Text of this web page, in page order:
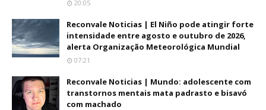
20:05
Reconvale Noticias | El Niño pode atingir forte
intensidade entre agosto e outubro de 2026,
alerta Organização Meteorológica Mundial
07:21
Reconvale Noticias | Mundo: adolescente com
transtornos mentais mata padrasto e bisavó
com machado